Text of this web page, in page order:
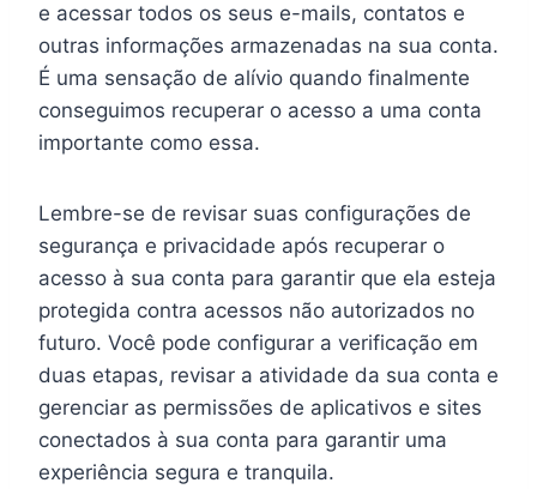
e acessar todos os seus e-mails, contatos e
outras informações armazenadas na sua conta.
É uma sensação de alívio quando finalmente
conseguimos recuperar o acesso a uma conta
importante como essa.
Lembre-se de revisar suas configurações de
segurança e privacidade após recuperar o
acesso à sua conta para garantir que ela esteja
protegida contra acessos não autorizados no
futuro. Você pode configurar a verificação em
duas etapas, revisar a atividade da sua conta e
gerenciar as permissões de aplicativos e sites
conectados à sua conta para garantir uma
experiência segura e tranquila.